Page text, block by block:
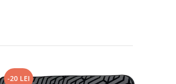
-20 LEI